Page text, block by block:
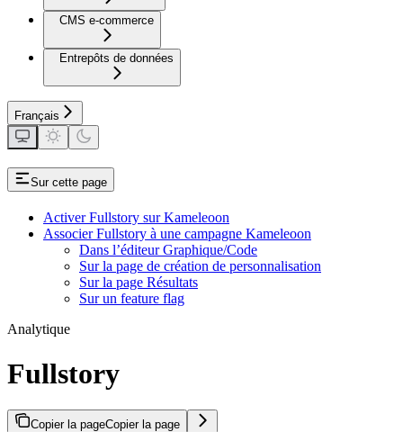
CMS e-commerce
Entrepôts de données
Français
Sur cette page
Activer Fullstory sur Kameleoon
Associer Fullstory à une campagne Kameleoon
Dans l’éditeur Graphique/Code
Sur la page de création de personnalisation
Sur la page Résultats
Sur un feature flag
Analytique
Fullstory
Copier la pageCopier la page